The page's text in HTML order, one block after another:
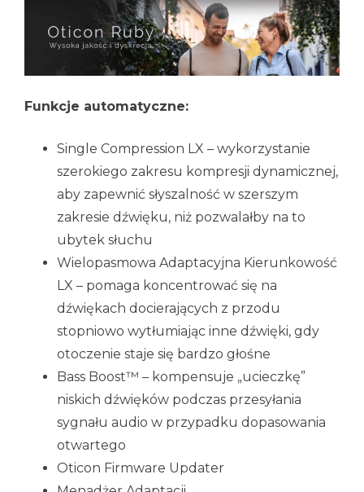
Funkcje automatyczne:
Single Compression LX – wykorzystanie
szerokiego zakresu kompresji dynamicznej,
aby zapewnić słyszalność w szerszym
zakresie dźwięku, niż pozwalałby na to
ubytek słuchu
Wielopasmowa Adaptacyjna Kierunkowość
LX – pomaga koncentrować się na
dźwiękach docierających z przodu
stopniowo wytłumiając inne dźwięki, gdy
otoczenie staje się bardzo głośne
Bass Boost™ – kompensuje „ucieczkę”
niskich dźwięków podczas przesyłania
sygnału audio w przypadku dopasowania
otwartego
Oticon Firmware Updater